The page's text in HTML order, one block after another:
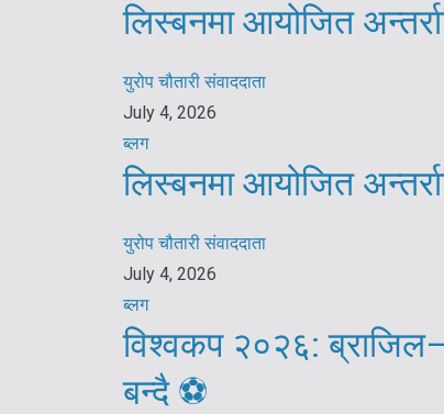
लिस्बनमा आयोजित
युरोप चौतारी संवाददाता
July 4, 2026
ब्लग
लिस्बनमा आयोजित
युरोप चौतारी संवाददाता
July 4, 2026
ब्लग
विश्वकप २०२६:
बन्दै ⚽️